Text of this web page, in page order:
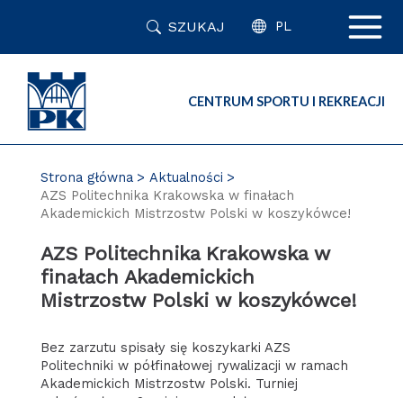
SZUKAJ PL
CENTRUM SPORTU I REKREACJI
Strona główna
Aktualności
AZS Politechnika Krakowska w finałach
Akademickich Mistrzostw Polski w koszykówce!
AZS Politechnika Krakowska w
finałach Akademickich
Mistrzostw Polski w koszykówce!
Bez zarzutu spisały się koszykarki AZS
Politechniki w półfinałowej rywalizacji w ramach
Akademickich Mistrzostw Polski. Turniej